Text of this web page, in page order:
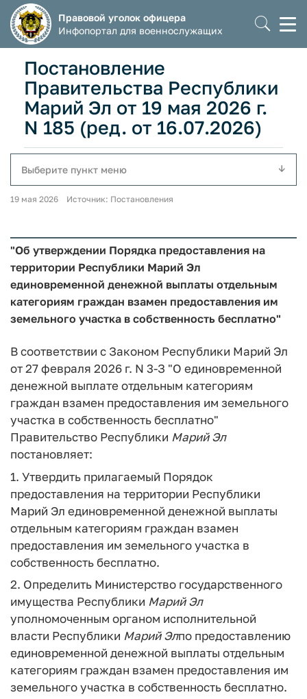
Правовой уголок офицера
Инфопортал для военнослужащих
Постановление
Правительства Республики
Марий Эл от 19 мая 2026 г.
N 185 (ред. от 16.07.2026)
Выберите пункт меню
19 мая 2026 Источник: Постановления
"Об утверждении Порядка предоставления на
территории Республики Марий Эл
единовременной денежной выплаты отдельным
категориям граждан взамен предоставления им
земельного участка в собственность бесплатно"
В соответствии с Законом Республики Марий Эл
от 27 февраля 2026 г. N 3-З "О единовременной
денежной выплате отдельным категориям
граждан взамен предоставления им земельного
участка в собственность бесплатно"
Правительство Республики Марий Эл
постановляет:
1. Утвердить прилагаемый Порядок
предоставления на территории Республики
Марий Эл единовременной денежной выплаты
отдельным категориям граждан взамен
предоставления им земельного участка в
собственность бесплатно.
2. Определить Министерство государственного
имущества Республики Марий Эл
уполномоченным органом исполнительной
власти Республики Марий Элпо предоставлению
единовременной денежной выплаты отдельным
категориям граждан взамен предоставления им
земельного участка в собственность бесплатно.